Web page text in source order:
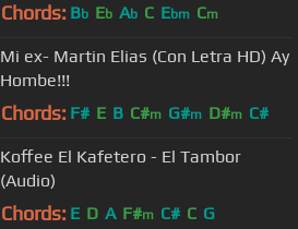
Chords: Bb Eb Ab C Ebm Cm
Mi ex- Martin Elias (Con Letra HD) Ay
Hombe!!!
Chords: F# E B C#m G#m D#m C#
Koffee El Kafetero - El Tambor
(Audio)
Chords: E D A F#m C# C G